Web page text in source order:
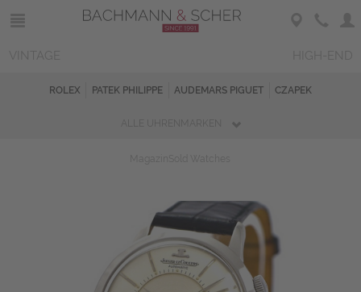
ROLEX PATEK PHILIPPE AUDEMARS PIGUET CZAPEK